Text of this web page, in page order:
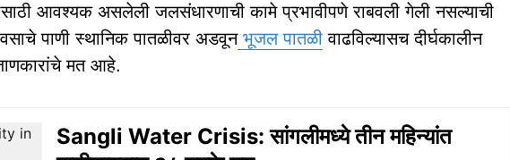
आवश्यक असलेली जलसंधारणाची कामे प्रभावीपणे राबवली गेली नसल्याची
पाणी स्थानिक पातळीवर अडवूनभूजल पातळी वाढविल्यासच दीर्घकालीन
मत आहे.
Sangli Water Crisis: सांगलीमध्ये तीन महिन्यांत